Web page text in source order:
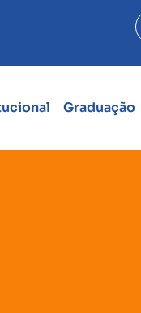
Graduação